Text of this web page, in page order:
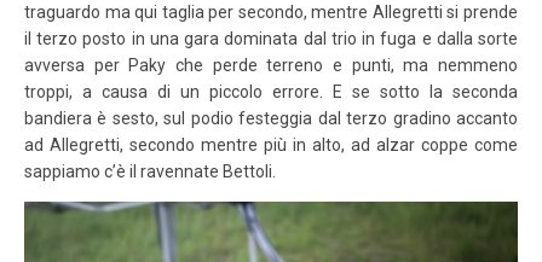
traguardo ma qui taglia per secondo, mentre Allegretti si prende
il terzo posto in una gara dominata dal trio in fuga e dalla sorte
avversa per Paky che perde terreno e punti, ma nemmeno
troppi, a causa di un piccolo errore. E se sotto la seconda
bandiera è sesto, sul podio festeggia dal terzo gradino accanto
ad Allegretti, secondo mentre più in alto, ad alzar coppe come
sappiamo c’è il ravennate Bettoli.